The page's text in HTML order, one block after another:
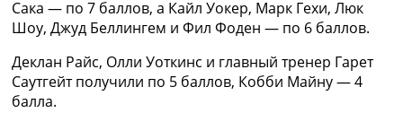
Рейтинги
Правила
Коллективный прогноз
Турниры
Чемпионат Мира
Сака — по 7 баллов, а Кайл Уокер, Марк Гехи, Люк
Шоу, Джуд Беллингем и Фил Фоден — по 6 баллов.
Деклан Райс, Олли Уоткинс и главный тренер Гарет
Саутгейт получили по 5 баллов, Кобби Майну — 4
балла.